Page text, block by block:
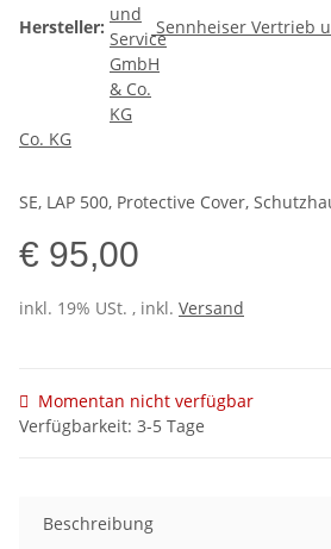
Hersteller: Sennheiser Vertrieb
Co. KG
SE, LAP 500, Protective Cover,
€ 95,00
inkl. 19% USt. , inkl. Versand
Momentan nicht verfügbar
Verfügbarkeit: 3-5 Tage
Beschreibung